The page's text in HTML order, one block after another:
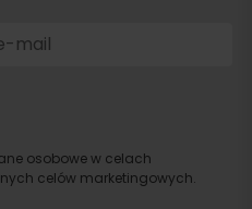
osobowe w celach
celów marketingowych.